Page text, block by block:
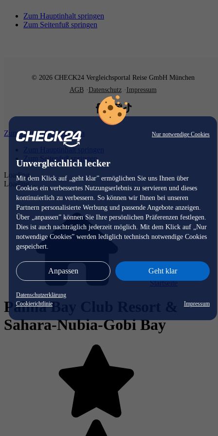
Nur notwendige Cookies
Unvergleichlich lecker
Mit dem Klick auf „geht klar” ermöglichen Sie uns Ihnen über
Cookies ein verbessertes Nutzungserlebnis zu servieren und dieses
kontinuierlich zu verbessern. So können wir Ihnen bei unseren
Partnern personalisierte Werbung und passende Angebote anzeigen.
Über „anpassen” können Sie Ihre persönlichen Präferenzen festlegen.
Dies ist auch nachträglich jederzeit möglich. Mit dem Klick auf „Nur
notwendige Cookies” werden lediglich technisch notwendige Cookies
gespeichert.
Anpassen Geht klar
Datenschutzerklärung
Cookierichtlinie
Impressum
Zum Hauptinhalt springen
Zum Seitenfuß springen
© 2026 CHECK24 Vergleichsportal Reise GmbH München
AGB
Datenschutz Impressum
Zum Hauptinhalt springen
Zum Hauptinhalt springen
Zum Seitenfuß springen
Loading...
Loading...
Startseite
Palma Bay Club Resort &
Sahara-Nubia-Gobi Bay